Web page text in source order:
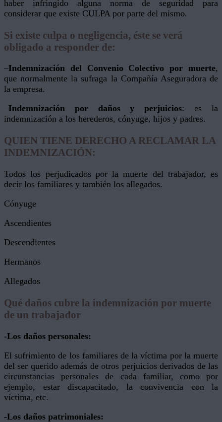
haber infringido alguna norma de seguridad para
considerar que existe CULPA por parte del mismo.
Si existe culpa o negligencia, éste se verá
obligado a responder de:
–Indemnización del Convenio Colectivo por muerte,
que normalmente la sufraga la Compañía Aseguradora de
la empresa.
–Indemnización por daños y perjuicios: es la
indemnización a los herederos, cónyuge, hijos y padres.
QUIEN TIENE DERECHO A RECLAMAR LA
INDEMNIZACIÓN:
Todos los perjudicados por la muerte del trabajador, es
decir los familiares y también los allegados.
Cónyuge
Ascendientes
Descendientes
Hermanos
Allegados
Qué daños cubre la indemnización por muerte
de un trabajador
-Los daños personales:
El sufrimiento de los familiares de la víctima por la muerte
del ser querido además de otros perjuicios derivados de las
circunstancias personales de cada familiar, como por
ejemplo, estar discapacitado, la convivencia con la
víctima, etc.
-Los daños patrimoniales: